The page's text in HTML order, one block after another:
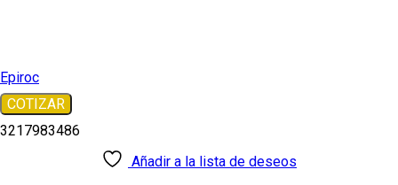
Epiroc
COTIZAR
3217983486
Añadir a la lista de deseos